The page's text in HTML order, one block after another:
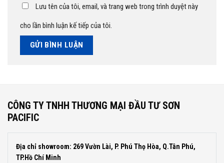
Lưu tên của tôi, email, và trang web trong trình duyệt này
cho lần bình luận kế tiếp của tôi.
CÔNG TY TNHH THƯƠNG MẠI ĐẦU TƯ SƠN
PACIFIC
Địa chỉ showroom: 269 Vườn Lài, P. Phú Thọ Hòa, Q.Tân Phú,
TP.Hồ Chí Minh